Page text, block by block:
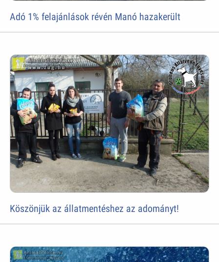
Adó 1% felajánlások révén Manó hazakerült
Köszönjük az állatmentéshez az adományt!